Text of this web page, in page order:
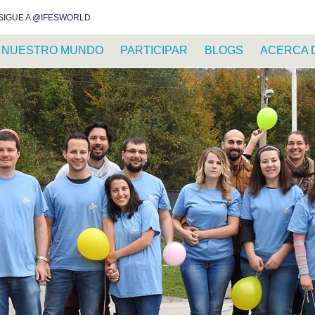
A @IFESWORLD
NUESTRO MUNDO PARTICIPAR BLOGS ACERCA